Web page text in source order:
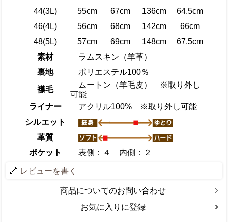
44(3L)
55cm 67cm 136cm
64.5cm
46(4L)
56cm 68cm 142cm
66cm
48(5L)
57cm 69cm 148cm
67.5cm
素材
ラムスキン（羊革）
裏地
ポリエステル100％
襟毛
ムートン（羊毛皮） ※取り外し
可能
ライナー
アクリル100% ※取り外し可能
シルエット
革質
ポケット
表側：４ 内側：２
レビューを書く
商品についてのお問い合わせ
お気に入りに登録